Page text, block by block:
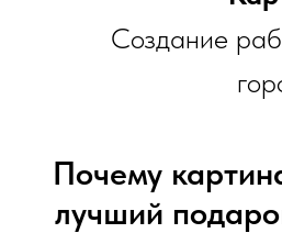
Создание
Почему
лучший